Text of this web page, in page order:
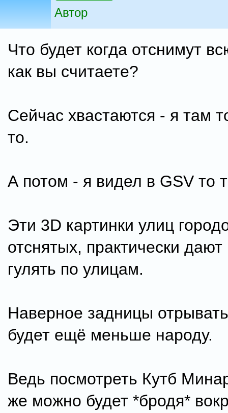
Автор
Что будет когда отснимут
как вы считаете?
Сейчас хвастаются - я там
то.
А потом - я видел в GSV то
Эти 3D картинки улиц
отснятых, практически
гулять по улицам.
Наверное задницы
будет ещё меньше народу.
Ведь посмотреть Кутб
же можно будет *бродя*